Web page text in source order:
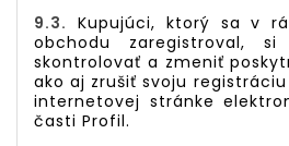
9.3. Kupujúci, ktorý sa v
obchodu zaregistroval, si
skontrolovať a zmeniť
ako aj zrušiť svoju
internetovej stránke
časti Profil.